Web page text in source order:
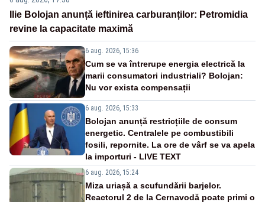
Ilie Bolojan anunță ieftinirea carburanților: Petromidia
revine la capacitate maximă
6 aug. 2026, 15:36
Cum se va întrerupe energia electrică la
marii consumatori industriali? Bolojan:
Nu vor exista compensații
6 aug. 2026, 15:33
Bolojan anunță restricțiile de consum
energetic. Centralele pe combustibili
fosili, repornite. La ore de vârf se va apela
la importuri - LIVE TEXT
6 aug. 2026, 15:24
Miza uriașă a scufundării barjelor.
Reactorul 2 de la Cernavodă poate primi o